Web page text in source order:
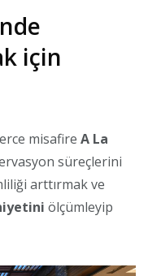
için
misafire A La
süreçlerini
arttırmak ve
ölçümleyip